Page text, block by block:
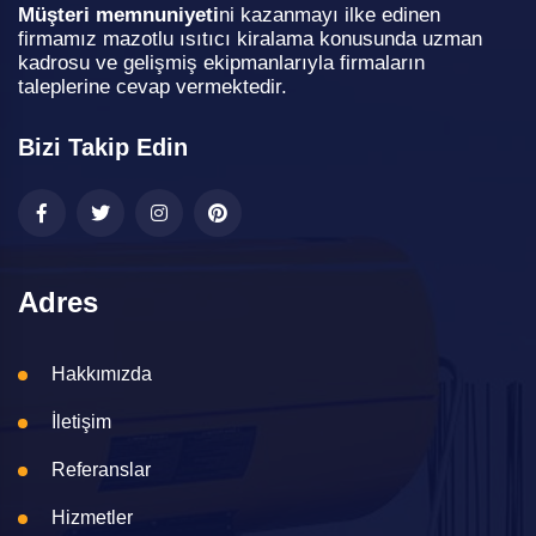
Müşteri memnuniyetini kazanmayı ilke edinen
firmamız mazotlu ısıtıcı kiralama konusunda uzman
kadrosu ve gelişmiş ekipmanlarıyla firmaların
taleplerine cevap vermektedir.
Bizi Takip Edin
Adres
Hakkımızda
İletişim
Referanslar
Hizmetler